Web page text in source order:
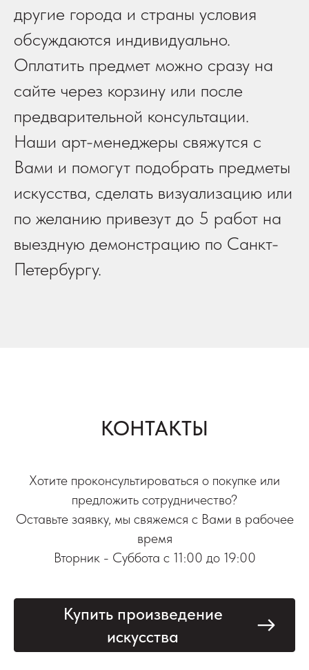
другие города и страны условия
обсуждаются индивидуально.
Оплатить предмет можно сразу на
сайте через корзину или после
предварительной консультации.
Наши арт-менеджеры свяжутся с
Вами и помогут подобрать предметы
искусства, сделать визуализацию или
по желанию привезут до 5 работ на
выездную демонстрацию по Санкт-
Петербургу.
КОНТАКТЫ
Хотите проконсультироваться о покупке или
предложить сотрудничество?
Оставьте заявку, мы свяжемся с Вами в рабочее
время
Вторник - Суббота с 11:00 до 19:00
Купить произведение
искусства